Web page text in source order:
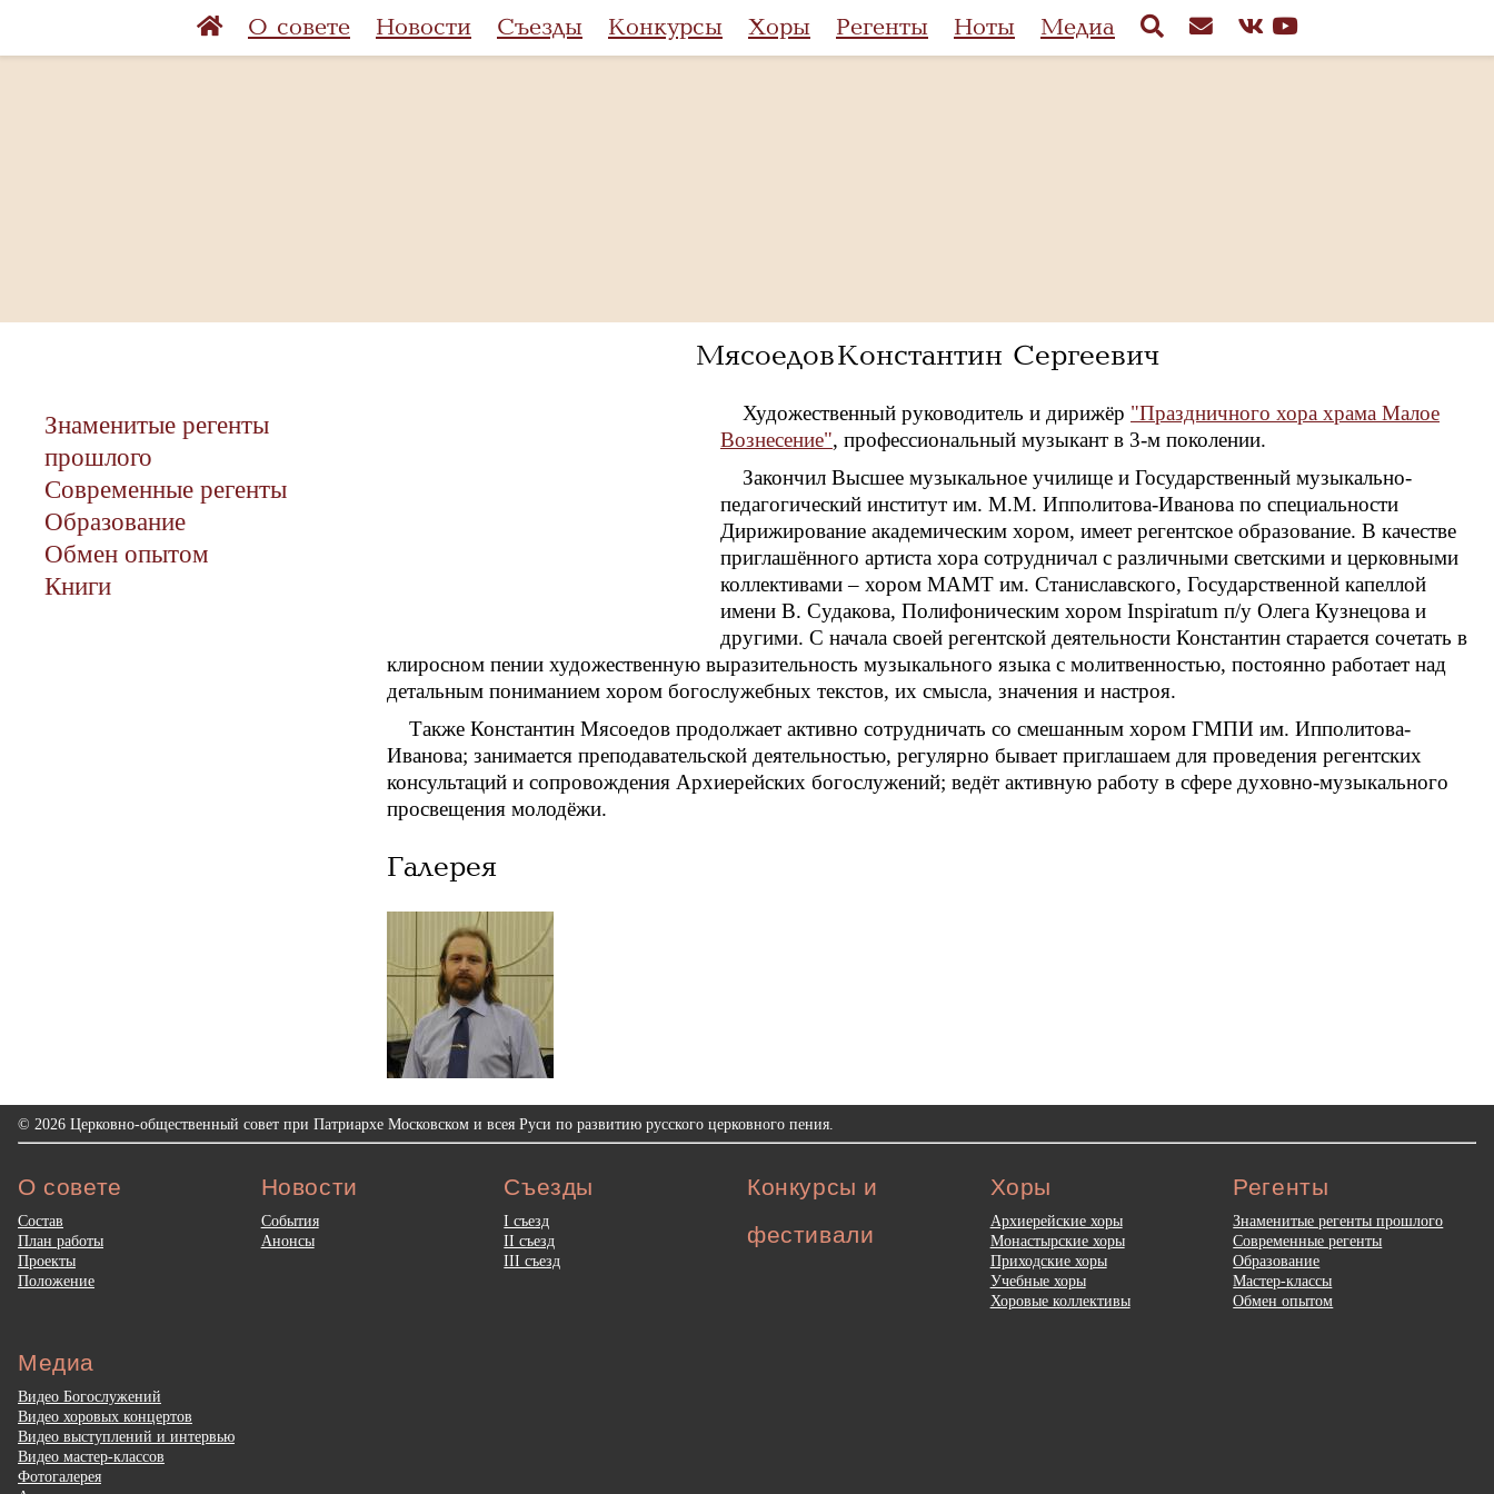
О совете Новости Съезды Конкурсы Хоры Регенты Ноты Медиа
Мясоедов Константин Сергеевич
Знаменитые регенты
прошлого
Современные регенты
Образование
Обмен опытом
Книги
Художественный руководитель и дирижёр "Праздничного хора храма Малое
Вознесение", профессиональный музыкант в 3-м поколении.
Закончил Высшее музыкальное училище и Государственный музыкально-
педагогический институт им. М.М. Ипполитова-Иванова по специальности
Дирижирование академическим хором, имеет регентское образование. В качестве
приглашённого артиста хора сотрудничал с различными светскими и церковными
коллективами – хором МАМТ им. Станиславского, Государственной капеллой
имени В. Судакова, Полифоническим хором Inspiratum п/у Олега Кузнецова и
другими. С начала своей регентской деятельности Константин старается сочетать в
клиросном пении художественную выразительность музыкального языка с молитвенностью, постоянно работает над
детальным пониманием хором богослужебных текстов, их смысла, значения и настроя.
Также Константин Мясоедов продолжает активно сотрудничать со смешанным хором ГМПИ им. Ипполитова-
Иванова; занимается преподавательской деятельностью, регулярно бывает приглашаем для проведения регентских
консультаций и сопровождения Архиерейских богослужений; ведёт активную работу в сфере духовно-музыкального
просвещения молодёжи.
Галерея
© 2026 Церковно-общественный совет при Патриархе Московском и всея Руси по развитию русского церковного пения.
О совете
Состав
План работы
Проекты
Положение
Новости
События
Анонсы
Съезды
I съезд
II съезд
III съезд
Конкурсы и
фестивали
Хоры
Архиерейские хоры
Монастырские хоры
Приходские хоры
Учебные хоры
Хоровые коллективы
Регенты
Знаменитые регенты прошлого
Современные регенты
Образование
Мастер-классы
Обмен опытом
Медиа
Видео Богослужений
Видео хоровых концертов
Видео выступлений и интервью
Видео мастер-классов
Фотогалерея